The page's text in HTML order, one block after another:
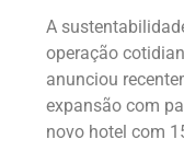
A
operação
anunciou
expansão com
novo hotel com